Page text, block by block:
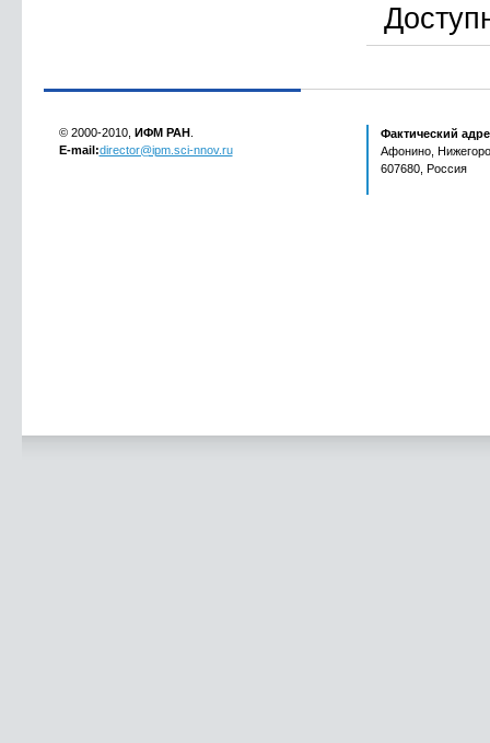
© 2000-2010, ИФМ РАН
E-mail:director@ipm.sci-nnov.ru
Фактический
Афонино,
607680, Россия